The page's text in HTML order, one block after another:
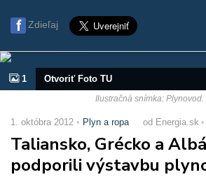
Zdieľaj
1 Otvoriť Foto TU
Ilustračná snímka:
1. októbra 2012 Plyn a ropa od Energia.sk
Taliansko, Grécko a
podporili výstavbu